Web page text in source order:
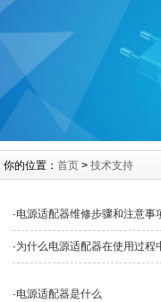
你的位置： 首页> 技术支持
·电源适配器维修步骤和注意事
·为什么电源适配器在使用过程
·电源适配器是什么